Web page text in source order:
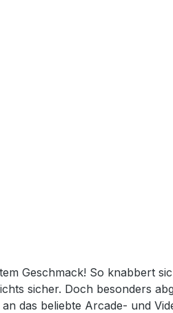
sicher. Doch besonders
das beliebte Arcade- und